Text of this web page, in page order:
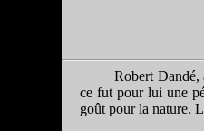
Robert Dandé,
ce fut pour lui une
goût pour la nature.